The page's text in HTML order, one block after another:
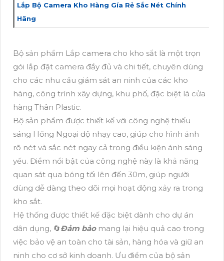
Lắp Bộ Camera Kho Hàng Gía Rẻ Sắc Nét Chính
Hãng
Bộ sản phẩm Lắp camera cho kho sắt là một trọn
gói lắp đặt camera đầy đủ và chi tiết, chuyên dùng
cho các nhu cầu giám sát an ninh của các kho
hàng, công trình xây dựng, khu phố, đặc biệt là cửa
hàng Thân Plastic.
Bộ sản phẩm được thiết kế với công nghệ thiếu
sáng Hồng Ngoại độ nhạy cao, giúp cho hình ảnh
rõ nét và sắc nét ngay cả trong điều kiện ánh sáng
yếu. Điểm nổi bật của công nghệ này là khả năng
quan sát qua bóng tối lên đến 30m, giúp người
dùng dễ dàng theo dõi mọi hoạt động xảy ra trong
kho sắt.
Hệ thống được thiết kế đặc biệt dành cho dự án
dân dụng, 🔄Đảm bảomang lại hiệu quả cao trong
việc bảo vệ an toàn cho tài sản, hàng hóa và giữ an
ninh cho cơ sở kinh doanh. Ưu điểm của bộ sản